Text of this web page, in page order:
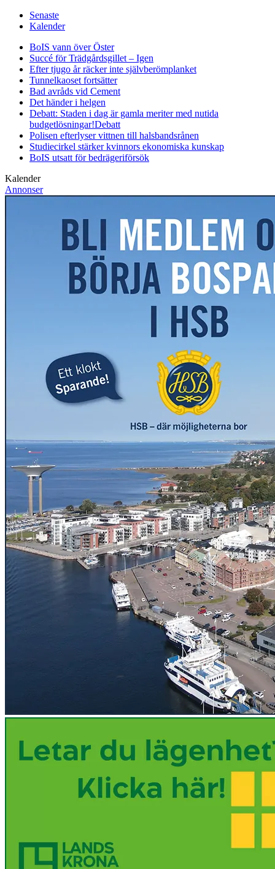
Senaste
Kalender
BoIS vann över Öster
Succé för Trädgårdsgillet – Igen
Efter tjugo år räcker inte självberömplanket
Tunnelkaoset fortsätter
Bad avråds vid Cement
Det händer i helgen
Debatt: Staden i dag är gamla meriter med nutida
budgetlösningar!Debatt
Polisen efterlyser vittnen till halsbandsrånen
Studiecirkel stärker kvinnors ekonomiska kunskap
BoIS utsatt för bedrägeriförsök
Kalender
Annonser